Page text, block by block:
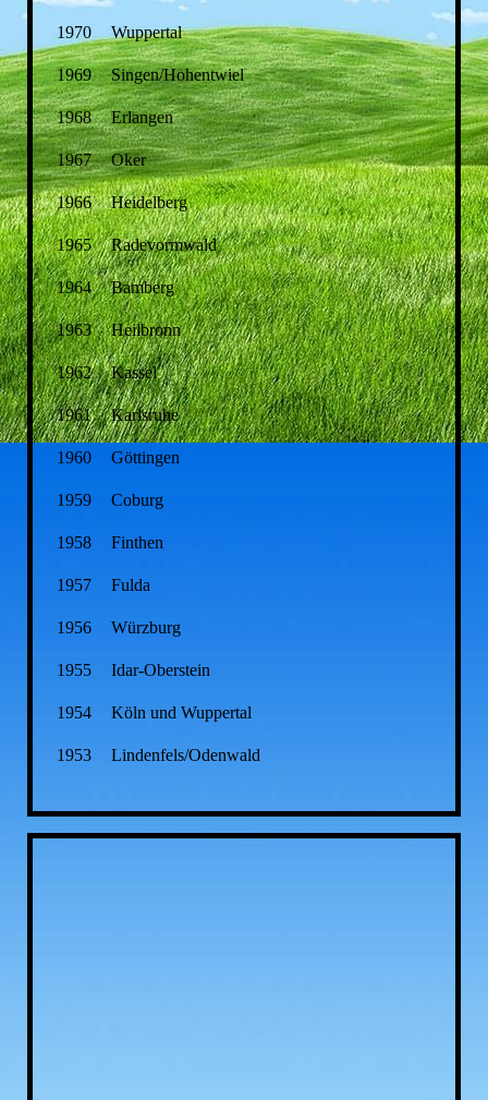
1970 Wuppertal
1969 Singen/Hohentwiel
1968 Erlangen
1967 Oker
1966 Heidelberg
1965 Radevormwald
1964 Bamberg
1963 Heilbronn
1962 Kassel
1961 Karlsruhe
1960 Göttingen
1959 Coburg
1958 Finthen
1957 Fulda
1956 Würzburg
1955 Idar-Oberstein
1954 Köln und Wuppertal
1953 Lindenfels/Odenwald